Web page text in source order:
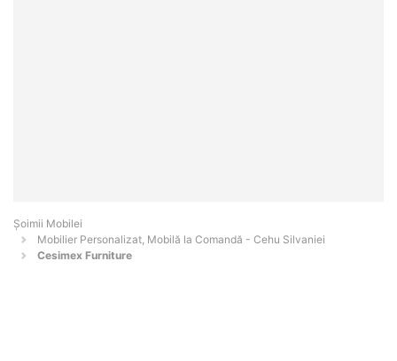
Șoimii Mobilei
Mobilier Personalizat, Mobilă la Comandă - Cehu Silvaniei
Cesimex Furniture